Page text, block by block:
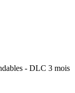
- DLC 3 mois